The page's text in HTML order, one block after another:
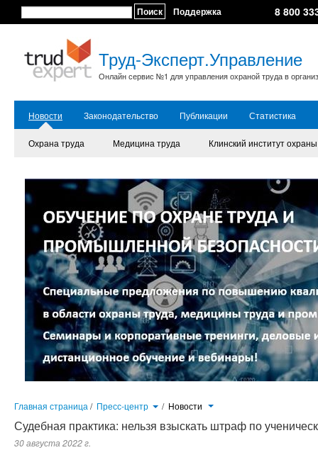
Поиск Поддержка 8 800
Труд-Эксперт.Управление
Онлайн сервис №1 для управления охраной труда в
Новости Законодательство Публикации Статистика
Охрана труда Медицина труда Клинский институт
Главная страница / Пресс-центр / Новости
Судебная практика: нельзя взыскать штраф по
30 августа 2022 г.